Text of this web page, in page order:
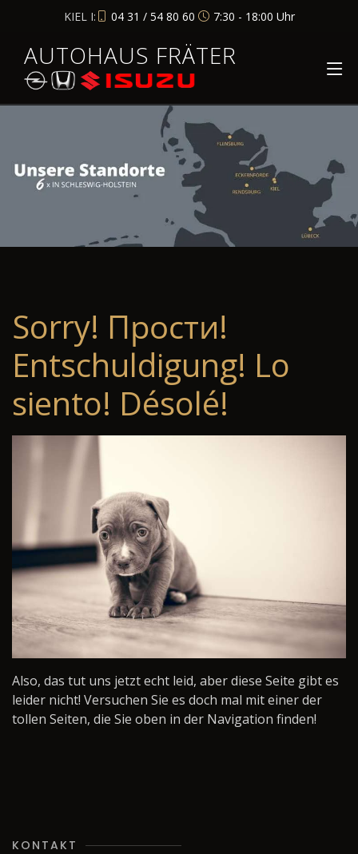
KIEL I: 04 31 / 54 80 60 7:30 - 18:00 Uhr
AUTOHAUS FRÄTER
Sorry! Прости!
Entschuldigung! Lo
siento! Désolé!
Also, das tut uns jetzt echt leid, aber diese Seite gibt es
leider nicht! Versuchen Sie es doch mal mit einer der
tollen Seiten, die Sie oben in der Navigation finden!
KONTAKT